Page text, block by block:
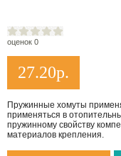
оценок 0
27.20р.
Пружинные хомуты
применяться в
пружинному свойству
материалов крепления.